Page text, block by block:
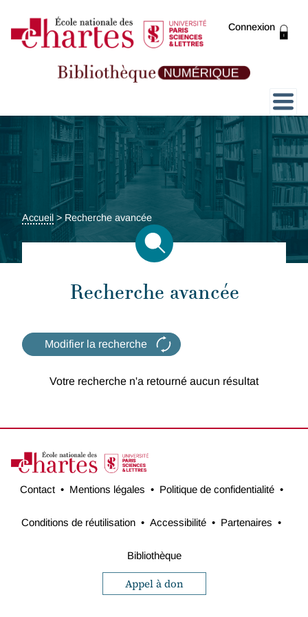
Connexion
Présentation
Collections
Expositions
ThENC@
Accueil > Recherche avancée
Recherche avancée
Modifier la recherche
Votre recherche n'a retourné aucun résultat
Contact Mentions légales Politique de confidentialité
Conditions de réutilisation Accessibilité Partenaires
Bibliothèque
Appel à don